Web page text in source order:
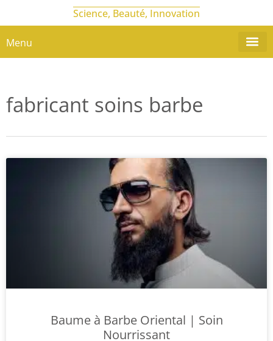
Science, Beauté, Innovation
Menu
fabricant soins barbe
Baume à Barbe Oriental | Soin
Nourrissant